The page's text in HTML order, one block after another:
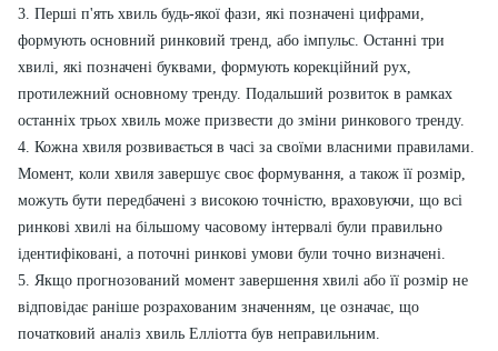
3. Перші п'ять хвиль будь-якої фази, які позначені цифрами,
формують основний ринковий тренд, або імпульс. Останні три
хвилі, які позначені буквами, формують корекційний рух,
протилежний основному тренду. Подальший розвиток в рамках
останніх трьох хвиль може призвести до зміни ринкового тренду.
4. Кожна хвиля розвивається в часі за своїми власними правилами.
Момент, коли хвиля завершує своє формування, а також її розмір,
можуть бути передбачені з високою точністю, враховуючи, що всі
ринкові хвилі на більшому часовому інтервалі були правильно
ідентифіковані, а поточні ринкові умови були точно визначені.
5. Якщо прогнозований момент завершення хвилі або її розмір не
відповідає раніше розрахованим значенням, це означає, що
початковий аналіз хвиль Елліотта був неправильним.